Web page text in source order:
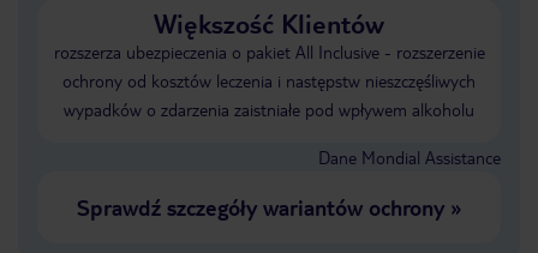
Większość Klientów
rozszerza ubezpieczenia o pakiet All Inclusive - rozszerzenie
ochrony od kosztów leczenia i następstw nieszczęśliwych
wypadków o zdarzenia zaistniałe pod wpływem alkoholu
Dane Mondial Assistance
Sprawdź szczegóły wariantów ochrony»